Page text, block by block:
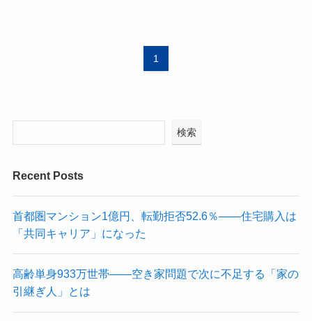
1
検索
Recent Posts
首都圏マンション1億円、転勤拒否52.6％——住宅購入は
「共同キャリア」になった
高齢単身933万世帯——空き家問題で次に不足する「家の
引継ぎ人」とは